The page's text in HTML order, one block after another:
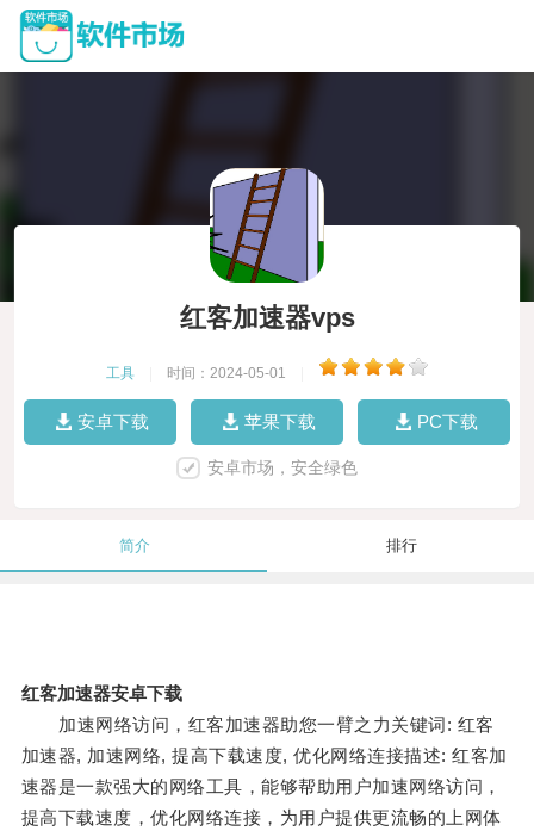
红客加速器vps
工具 时间：2024-05-01
安卓下载 苹果下载 PC下载
安卓市场，安全绿色
简介 排行
红客加速器安卓下载
加速网络访问，红客加速器助您一臂之力关键词: 红客
加速器, 加速网络, 提高下载速度, 优化网络连接描述: 红客加
速器是一款强大的网络工具，能够帮助用户加速网络访问，
提高下载速度，优化网络连接，为用户提供更流畅的上网体